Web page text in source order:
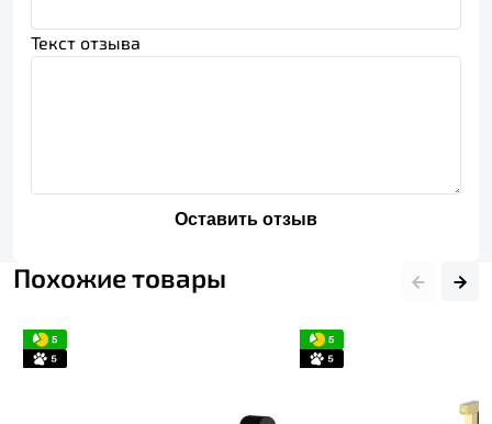
Текст отзыва
Оставить отзыв
Похожие товары